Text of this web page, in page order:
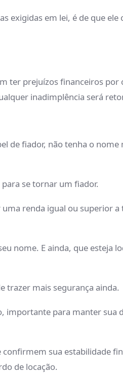
exigidas em lei, é de que
ter prejuízos financeiros por
inadimplência será
de fiador, não tenha o nome
se tornar um fiador.
renda igual ou superior
nome. E ainda, que esteja
trazer mais segurança ainda.
importante para manter sua
sua estabilidade
de locação.